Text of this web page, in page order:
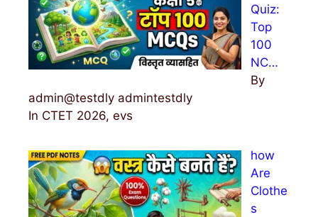
Quiz:
Top
100
NC…
By
admin@testdly admintestdly
In CTET 2026, evs
how
Are
Clothe
s